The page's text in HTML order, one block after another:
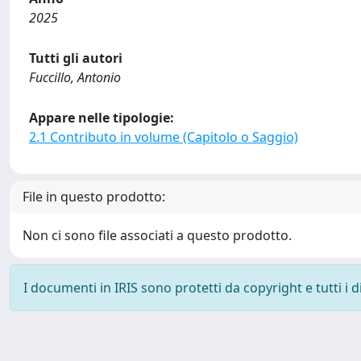
2025
Tutti gli autori
Fuccillo, Antonio
Appare nelle tipologie:
2.1 Contributo in volume (Capitolo o Saggio)
File in questo prodotto:
Non ci sono file associati a questo prodotto.
I documenti in IRIS sono protetti da copyright e tutti i